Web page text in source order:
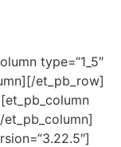
type=“1_5″
et_pb_row]
et_pb_column]